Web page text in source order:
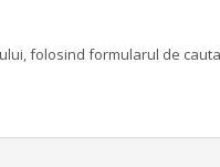
folosind formularul de